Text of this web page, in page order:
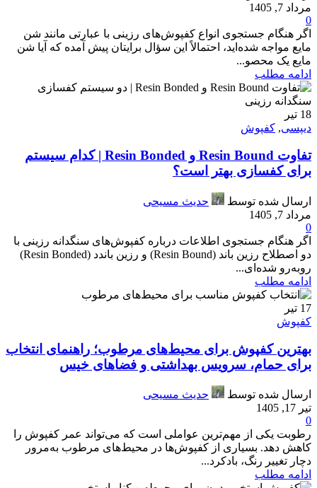
مرداد 7, 1405
0
اگر هنگام جستجوی انواع کفپوش‌های رزینی با عبارتی مانند شن
مایع مواجه شده‌اید، احتمالاً این سؤال برایتان پیش آمده که آیا شن
مایع یک محصو...
ادامه مطلب
18 تیر
دیپسی, کفپوش
تفاوت Resin Bound و Resin Bonded | کدام سیستم
برای کفسازی بهتر است؟
ارسال شده توسط
حدیث مسیحی
مرداد 7, 1405
0
اگر هنگام جستجوی اطلاعات درباره کفپوش‌های سنگدانه رزینی با
دو اصطلاح رزین باند (Resin Bound) و رزین باندد (Resin Bonded)
روبه‌رو شده‌ای...
ادامه مطلب
17 تیر
کفپوش
بهترین کفپوش برای محیط‌های مرطوب؛ راهنمای انتخاب
برای حمام، سرویس بهداشتی و فضاهای خیس
ارسال شده توسط
حدیث مسیحی
تیر 17, 1405
0
رطوبت یکی از مهم‌ترین عواملی است که می‌تواند عمر کفپوش را
کاهش دهد. بسیاری از کفپوش‌ها در محیط‌های مرطوب به‌مرور
دچار تغییر رنگ، بادکرد...
ادامه مطلب